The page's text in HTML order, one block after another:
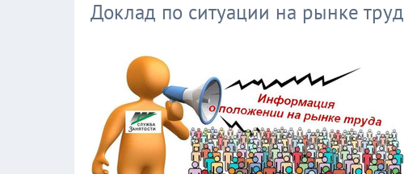
Доклад по ситуации на рынке